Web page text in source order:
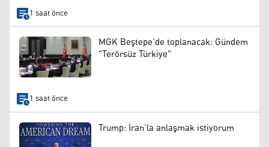
1 saat önce
MGK Beştepe’de toplanacak: Gündem
"Terörsüz Türkiye"
1 saat önce
Trump: İran’la anlaşmak istiyorum